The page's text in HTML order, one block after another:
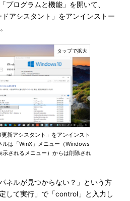
プログラムと機能」を開いて、
ドアシスタント」をアンインストー
新アシスタント」をアンインスト
ルは「WinX」メニュー（Windows
示されるメニュー）からは削除され
ネルが見つからない？」という方
して実行」で「control」と入力し